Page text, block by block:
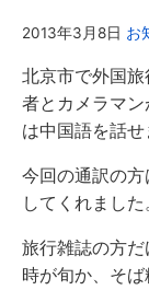
2013年3月8日 お
北京市で外国
者とカメラマ
は中国語を話せ
今回の通訳の
してくれました
旅行雑誌の方
時が旬か、そ